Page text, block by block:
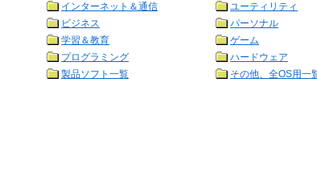
インターネット＆通信
ユーティリティ
ビジネス
パーソナル
学習＆教育
ゲーム
プログラミング
ハードウェア
製品ソフト一覧 その他、全OS用一